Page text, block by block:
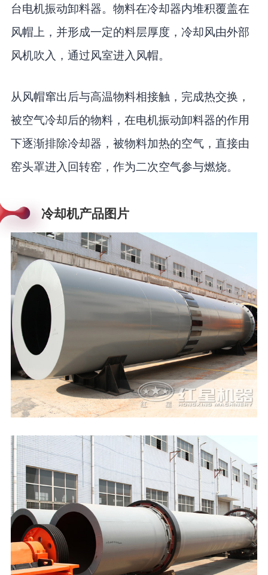
台电机振动卸料器。物料在冷却器内堆积覆盖在
风帽上，并形成一定的料层厚度，冷却风由外部
风机吹入，通过风室进入风帽。
从风帽窜出后与高温物料相接触，完成热交换，
被空气冷却后的物料，在电机振动卸料器的作用
下逐渐排除冷却器，被物料加热的空气，直接由
窑头罩进入回转窑，作为二次空气参与燃烧。
冷却机产品图片